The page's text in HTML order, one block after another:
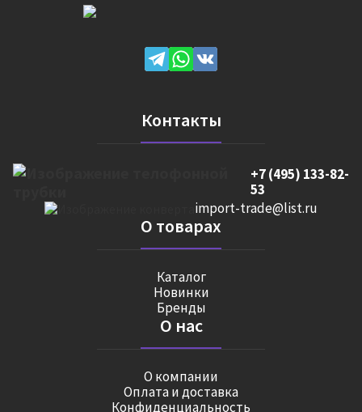
Контакты
+7 (495) 133-82-
53
import-trade@list.ru
О товарах
Каталог
Новинки
Бренды
О нас
О компании
Оплата и доставка
Конфиденциальность